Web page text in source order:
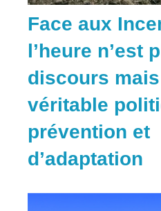
Face aux
l’heure n’est
discours
véritable
prévention et
d’adaptation